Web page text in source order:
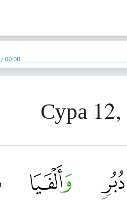
/00:00
Сура